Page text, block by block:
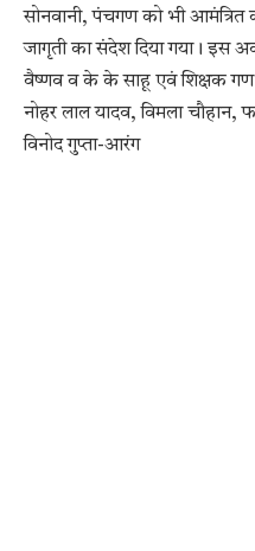
सोनवानी, पंचगण को भी आमंत्रित
जागृती का संदेश दिया गया। इस
वैष्णव व के के साहू एवं शिक्षक गण
नोहर लाल यादव, विमला चौहान,
विनोद गुप्ता-आरंग